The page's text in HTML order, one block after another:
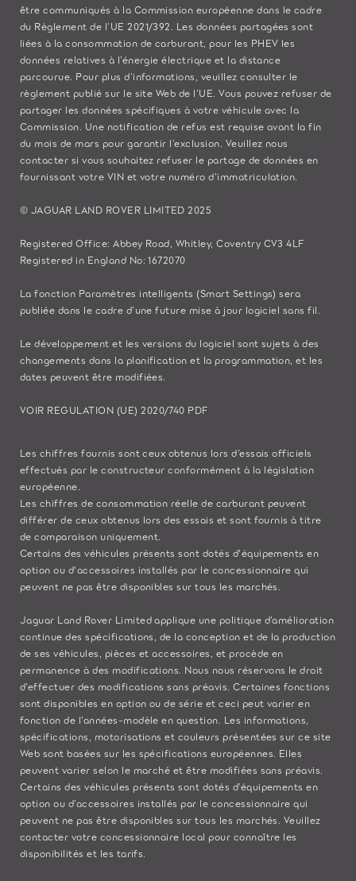
être communiqués à la Commission européenne dans le cadre
du Règlement de l’UE 2021/392. Les données partagées sont
liées à la consommation de carburant, pour les PHEV les
données relatives à l’énergie électrique et la distance
parcourue. Pour plus d’informations, veuillez consulter le
règlement publié sur le site Web de l’UE . Vous pouvez refuser de
partager les données spécifiques à votre véhicule avec la
Commission. Une notification de refus est requise avant la fin
du mois de mars pour garantir l’exclusion. Veuillez nous
contacter si vous souhaitez refuser le partage de données en
fournissant votre VIN et votre numéro d’immatriculation.
© JAGUAR LAND ROVER LIMITED 2025
Registered Office: Abbey Road, Whitley, Coventry CV3 4LF
Registered in England No: 1672070
La fonction Paramètres intelligents (Smart Settings) sera
publiée dans le cadre d’une future mise à jour logiciel sans fil.
Le développement et les versions du logiciel sont sujets à des
changements dans la planification et la programmation, et les
dates peuvent être modifiées.
VOIR REGULATION (UE) 2020/740 PDF
Les chiffres fournis sont ceux obtenus lors d’essais officiels
effectués par le constructeur conformément à la législation
européenne.
Les chiffres de consommation réelle de carburant peuvent
différer de ceux obtenus lors des essais et sont fournis à titre
de comparaison uniquement.
Certains des véhicules présents sont dotés d'équipements en
option ou d'accessoires installés par le concessionnaire qui
peuvent ne pas être disponibles sur tous les marchés.
Jaguar Land Rover Limited applique une politique d’amélioration
continue des spécifications, de la conception et de la production
de ses véhicules, pièces et accessoires, et procède en
permanence à des modifications. Nous nous réservons le droit
d’effectuer des modifications sans préavis. Certaines fonctions
sont disponibles en option ou de série et ceci peut varier en
fonction de l’années-modèle en question. Les informations,
spécifications, motorisations et couleurs présentées sur ce site
Web sont basées sur les spécifications européennes. Elles
peuvent varier selon le marché et être modifiées sans préavis.
Certains des véhicules présents sont dotés d’équipements en
option ou d’accessoires installés par le concessionnaire qui
peuvent ne pas être disponibles sur tous les marchés. Veuillez
contacter votre concessionnaire local pour connaître les
disponibilités et les tarifs.